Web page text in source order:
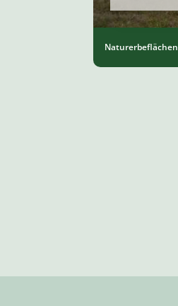
Naturerbeflächen